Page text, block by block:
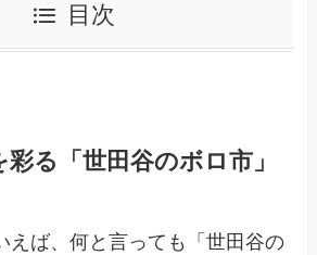
目次
る「世田谷のボロ市」
えば、何と言っても「世田谷の